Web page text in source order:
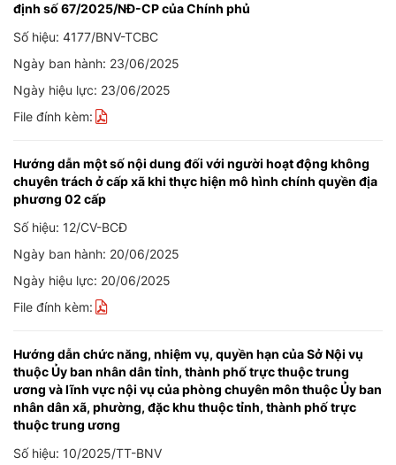
định số 67/2025/NĐ-CP của Chính phủ
Số hiệu: 4177/BNV-TCBC
Ngày ban hành: 23/06/2025
Ngày hiệu lực: 23/06/2025
File đính kèm:
Hướng dẫn một số nội dung đối với người hoạt động không
chuyên trách ở cấp xã khi thực hiện mô hình chính quyền địa
phương 02 cấp
Số hiệu: 12/CV-BCĐ
Ngày ban hành: 20/06/2025
Ngày hiệu lực: 20/06/2025
File đính kèm:
Hướng dẫn chức năng, nhiệm vụ, quyền hạn của Sở Nội vụ
thuộc Ủy ban nhân dân tỉnh, thành phố trực thuộc trung
ương và lĩnh vực nội vụ của phòng chuyên môn thuộc Ủy ban
nhân dân xã, phường, đặc khu thuộc tỉnh, thành phố trực
thuộc trung ương
Số hiệu: 10/2025/TT-BNV